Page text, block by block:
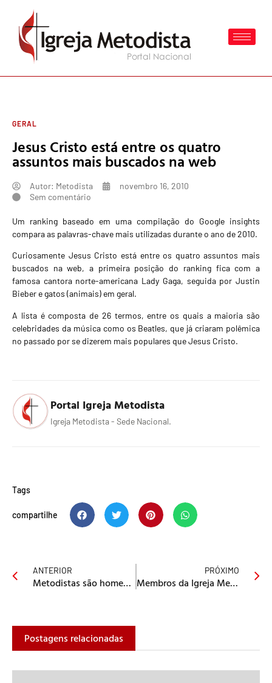
GERAL
Jesus Cristo está entre os quatro
assuntos mais buscados na web
Autor: Metodista
novembro 16, 2010
Sem comentário
Um ranking baseado em uma compilação do Google insights
compara as palavras-chave mais utilizadas durante o ano de 2010.
Curiosamente Jesus Cristo está entre os quatro assuntos mais
buscados na web, a primeira posição do ranking fica com a
famosa cantora norte-americana Lady Gaga, seguida por Justin
Bieber e gatos (animais) em geral.
A lista é composta de 26 termos, entre os quais a maioria são
celebridades da música como os Beatles, que já criaram polêmica
no passado por se dizerem mais populares que Jesus Cristo.
Portal Igreja Metodista
Igreja Metodista - Sede Nacional.
Tags
compartilhe
ANTERIOR
Metodistas são homenageados com Troféu Raça Negra
PRÓXIMO
Membros da Igreja Metodista Unida visitam o Brasil
Postagens relacionadas